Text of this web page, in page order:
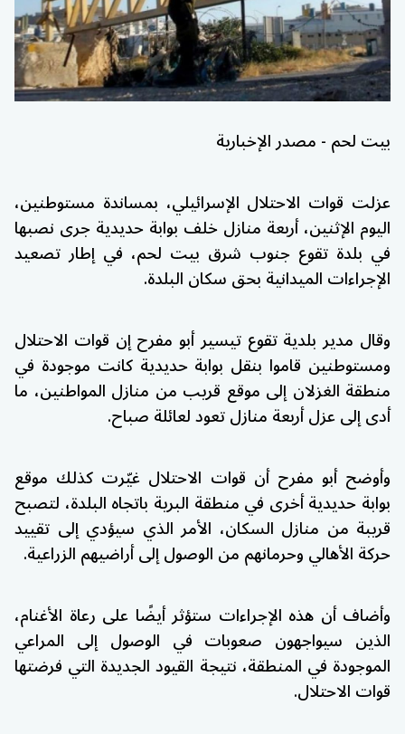
بيت لحم - مصدر الإخبارية
عزلت قوات الاحتلال الإسرائيلي، بمساندة مستوطنين،
اليوم الإثنين، أربعة منازل خلف بوابة حديدية جرى نصبها
في بلدة تقوع جنوب شرق بيت لحم، في إطار تصعيد
الإجراءات الميدانية بحق سكان البلدة.
وقال مدير بلدية تقوعتيسير أبو مفرحإن قوات الاحتلال
ومستوطنين قاموا بنقل بوابة حديدية كانت موجودة في
منطقة الغزلان إلى موقع قريب من منازل المواطنين، ما
أدى إلى عزل أربعة منازل تعود لعائلة صباح.
وأوضح أبو مفرح أن قوات الاحتلال غيّرت كذلك موقع
بوابة حديدية أخرى في منطقة البرية باتجاه البلدة، لتصبح
قريبة من منازل السكان، الأمر الذي سيؤدي إلى تقييد
حركة الأهالي وحرمانهم من الوصول إلى أراضيهم الزراعية.
وأضاف أن هذه الإجراءات ستؤثر أيضًا على رعاة الأغنام،
الذين سيواجهون صعوبات في الوصول إلى المراعي
الموجودة في المنطقة، نتيجة القيود الجديدة التي فرضتها
قوات الاحتلال.